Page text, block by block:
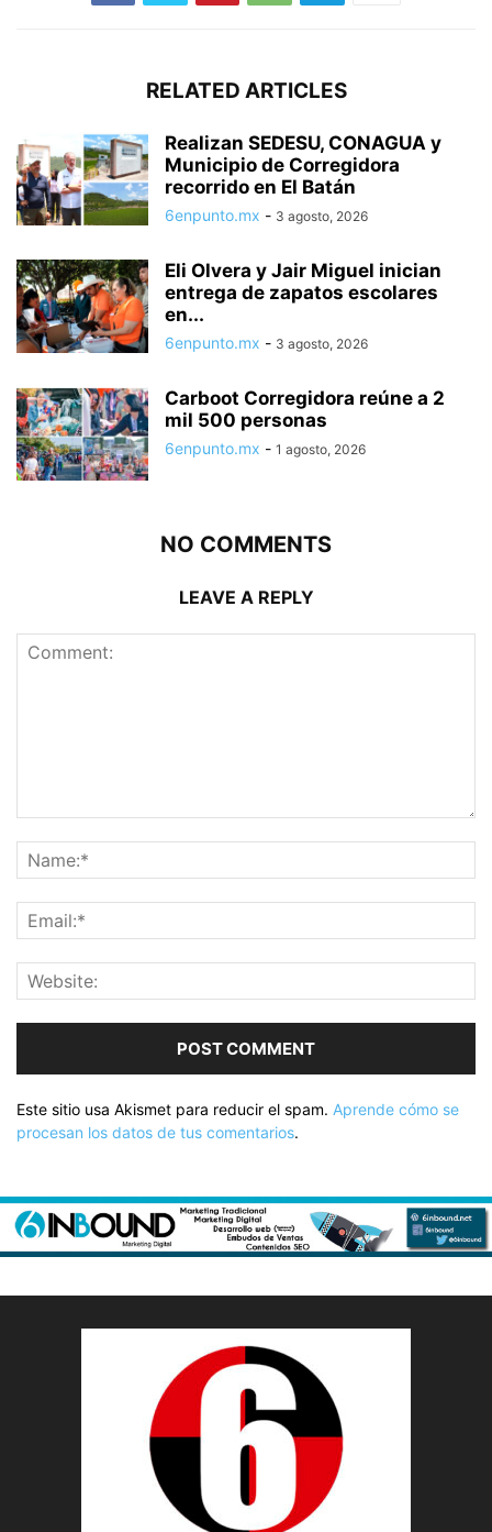
RELATED ARTICLES
Realizan SEDESU, CONAGUA y
Municipio de Corregidora
recorrido en El Batán
6enpunto.mx - 3 agosto, 2026
Eli Olvera y Jair Miguel inician
entrega de zapatos escolares
en...
6enpunto.mx - 3 agosto, 2026
Carboot Corregidora reúne a 2
mil 500 personas
6enpunto.mx - 1 agosto, 2026
NO COMMENTS
LEAVE A REPLY
Este sitio usa Akismet para reducir el spam. Aprende cómo se
procesan los datos de tus comentarios.